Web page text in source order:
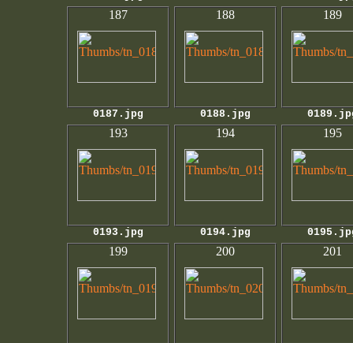
187
0187.jpg
188
0188.jpg
189
193
0193.jpg
194
0194.jpg
195
199 200 201